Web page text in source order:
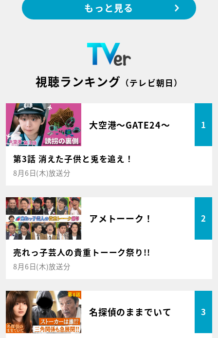
もっと見る
視聴ランキング （テレビ朝日）
大空港～GATE24～ 1
第3話 消えた子供と兎を追え！
8月6日(木)放送分
アメトーーク！ 2
売れっ子芸人の貴重トーーク祭り!!
8月6日(木)放送分
名探偵のままでいて 3